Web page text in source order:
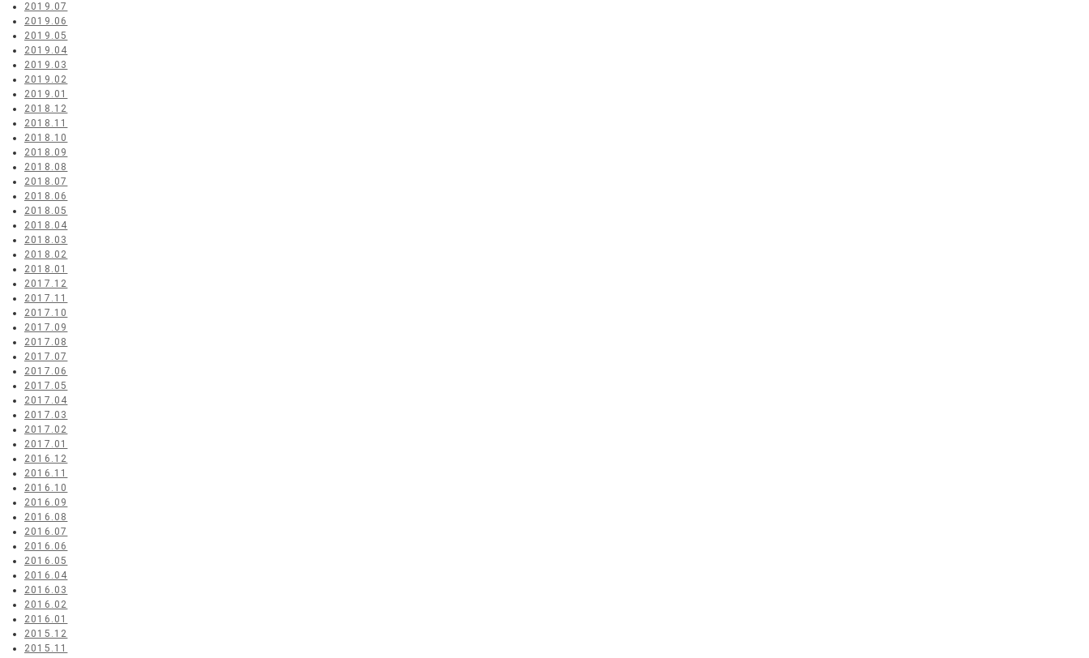
2019.07
2019.06
2019.05
2019.04
2019.03
2019.02
2019.01
2018.12
2018.11
2018.10
2018.09
2018.08
2018.07
2018.06
2018.05
2018.04
2018.03
2018.02
2018.01
2017.12
2017.11
2017.10
2017.09
2017.08
2017.07
2017.06
2017.05
2017.04
2017.03
2017.02
2017.01
2016.12
2016.11
2016.10
2016.09
2016.08
2016.07
2016.06
2016.05
2016.04
2016.03
2016.02
2016.01
2015.12
2015.11